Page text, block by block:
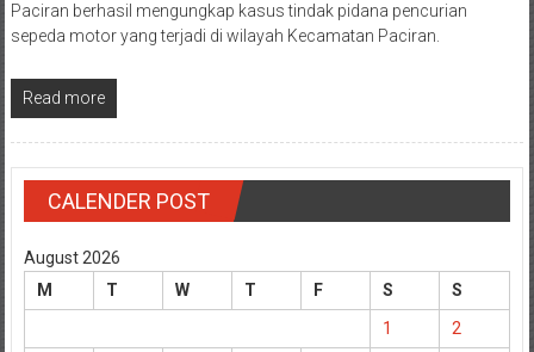
Paciran berhasil mengungkap kasus tindak pidana pencurian
sepeda motor yang terjadi di wilayah Kecamatan Paciran.
Read more
CALENDER POST
August 2026
M
T W T F S
S
1
2